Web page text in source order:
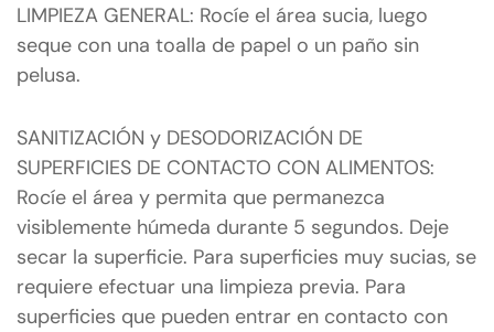
LIMPIEZA GENERAL: Rocíe el área sucia, luego
seque con una toalla de papel o un paño sin
pelusa.
SANITIZACIÓN y DESODORIZACIÓN DE
SUPERFICIES DE CONTACTO CON ALIMENTOS:
Rocíe el área y permita que permanezca
visiblemente húmeda durante 5 segundos. Deje
secar la superficie. Para superficies muy sucias, se
requiere efectuar una limpieza previa. Para
superficies que pueden entrar en contacto con